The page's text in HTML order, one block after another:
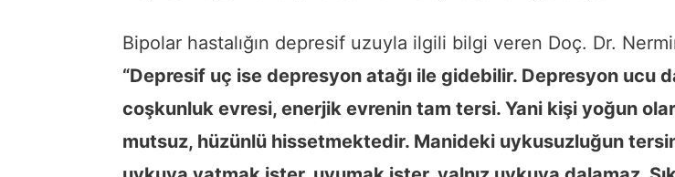
Bipolar hastalığın depresif uzuyla ilgili bilgi veren Doç. Dr.
“Depresif uç ise depresyon atağı ile gidebilir. Depresyon ucu
coşkunluk evresi, enerjik evrenin tam tersi. Yani kişi yoğun
mutsuz, hüzünlü hissetmektedir. Manideki uykusuzluğun